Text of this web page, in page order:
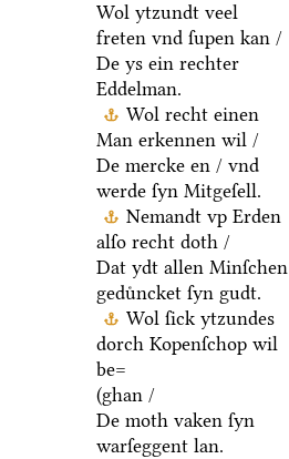
Wol ytzundt veel
freten vnd ſupen kan /
De ys ein rechter
Eddelman.
Wol recht einen
Man erkennen wil /
De mercke en / vnd
werde ſyn Mitgeſell.
Nemandt vp Erden
alſo recht doth /
Dat ydt allen Minſchen
geduͤncket ſyn gudt.
Wol ſick ytzundes
dorch Kopenſchop wil
be=
(ghan /
De moth vaken ſyn
warſeggent lan.